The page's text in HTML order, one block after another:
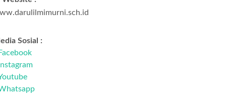
Sosial :
Facebook
Instagram